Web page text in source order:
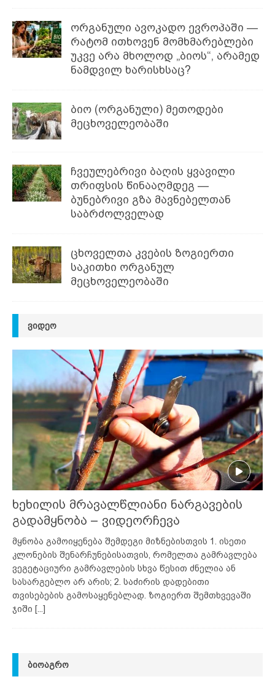
ორგანული ავოკადო ევროპაში —
რატომ ითხოვენ მომხმარებლები
უკვე არა მხოლოდ „ბიოს“, არამედ
ნამდვილ ხარისხსაც?
ბიო (ორგანული) მეთოდები
მეცხოველეობაში
ჩვეულებრივი ბაღის ყვავილი
თრიფსის წინააღმდეგ —
ბუნებრივი გზა მავნებელთან
საბრძოლველად
ცხოველთა კვების ზოგიერთი
საკითხი ორგანულ
მეცხოველეობაში
ᲕᲘᲓᲔᲝ
ხეხილის მრავალწლიანი ნარგავების
გადამყნობა – ვიდეორჩევა
მყნობა გამოიყენება შემდეგი მიზნებისთვის 1. ისეთი
კლონების შენარჩუნებისათვის, რომელთა გამრავლება
ვეგეტაციური გამრავლების სხვა წესით ძნელია ან
სასარგებლო არ არის; 2. საძირის დადებითი
თვისებების გამოსაყენებლად. ზოგიერთ შემთხვევაში
ჯიში [...]
ᲑᲘᲝᲐᲒᲠᲝ